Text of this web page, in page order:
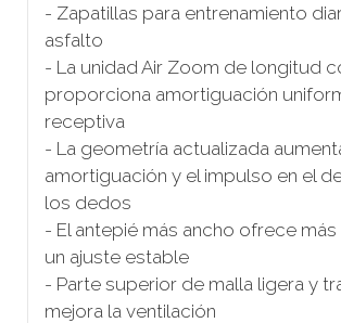
- Zapatillas para entrenamiento
asfalto
- La unidad Air Zoom de longitud
proporciona amortiguación
receptiva
- La geometría actualizada
amortiguación y el impulso en el
los dedos
- El antepié más ancho ofrece
un ajuste estable
- Parte superior de malla ligera y
mejora la ventilación